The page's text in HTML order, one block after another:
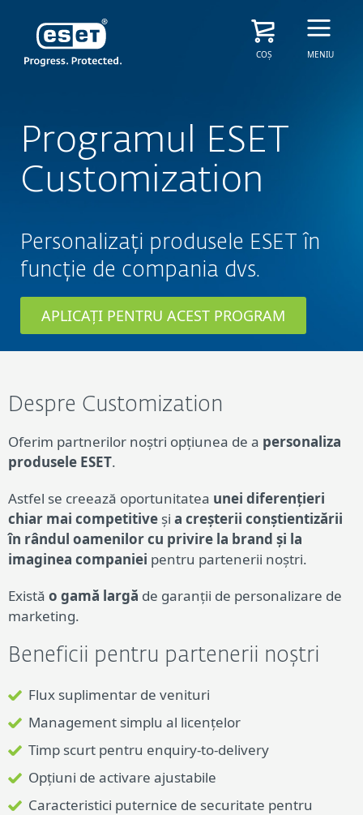
COȘ MENIU
Programul ESET
Customization
Personalizați produsele ESET în
funcție de compania dvs.
APLICAȚI PENTRU ACEST PROGRAM
Despre Customization
Oferim partnerilor noștri opțiunea de a personaliza
produsele ESET.
Astfel se creează oportunitatea unei diferențieri
chiar mai competitive și a creșterii conștientizării
în rândul oamenilor cu privire la brand și la
imaginea companiei pentru partenerii noștri.
Există o gamă largă de garanții de personalizare de
marketing.
Beneficii pentru partenerii noștri
Flux suplimentar de venituri
Management simplu al licențelor
Timp scurt pentru enquiry-to-delivery
Opțiuni de activare ajustabile
Caracteristici puternice de securitate pentru